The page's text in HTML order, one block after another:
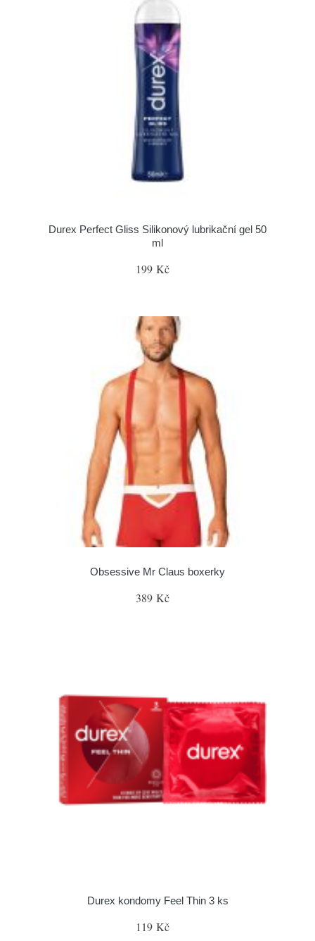
Durex Perfect Gliss Silikonový lubrikační gel 50
ml
199 Kč
Obsessive Mr Claus boxerky
389 Kč
Durex kondomy Feel Thin 3 ks
119 Kč